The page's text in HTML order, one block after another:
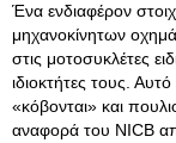
Ένα ενδιαφέρον
μηχανοκίνητων
στις μοτοσυκλέτες
ιδιοκτήτες τους.
«κόβονται» και
αναφορά του NICB